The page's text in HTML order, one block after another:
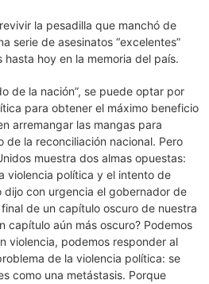
la pesadilla que manchó de
serie de asesinatos “excelentes”
hoy en la memoria del país.
de la nación”, se puede optar por
para obtener el máximo beneficio
arremangar las mangas para
de la reconciliación nacional. Pero
muestra dos almas opuestas:
violencia política y el intento de
dijo con urgencia el gobernador de
final de un capítulo oscuro de nuestra
capítulo aún más oscuro? Podemos
violencia, podemos responder al
de la violencia política: se
como una metástasis. Porque